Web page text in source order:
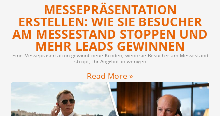
MESSEPRÄSENTATION
ERSTELLEN: WIE SIE BESUCHER
AM MESSESTAND STOPPEN UND
MEHR LEADS GEWINNEN
Eine Messepräsentation gewinnt neue Kunden, wenn sie Besucher am Messestand
stoppt, Ihr Angebot in wenigen
Read More »